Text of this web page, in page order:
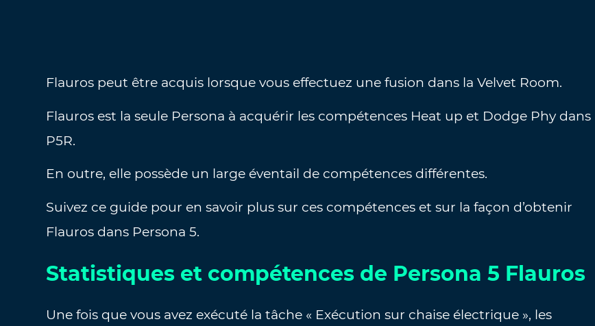
Flauros peut être acquis lorsque vous effectuez une fusion dans la Velvet Room.
Flauros est la seule Persona à acquérir les compétences Heat up et Dodge Phy dans
P5R.
En outre, elle possède un large éventail de compétences différentes.
Suivez ce guide pour en savoir plus sur ces compétences et sur la façon d’obtenir
Flauros dans Persona 5.
Statistiques et compétences de Persona 5 Flauros
Une fois que vous avez exécuté la tâche « Exécution sur chaise électrique », les